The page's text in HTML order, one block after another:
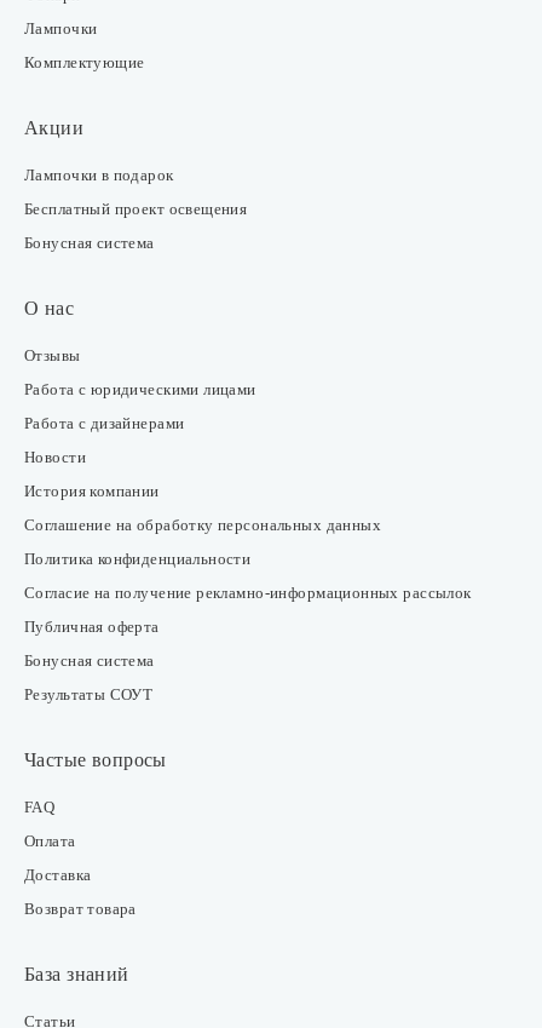
Лампочки
Комплектующие
Акции
Лампочки в подарок
Бесплатный проект освещения
Бонусная система
О нас
Отзывы
Работа с юридическими лицами
Работа с дизайнерами
Новости
История компании
Соглашение на обработку персональных данных
Политика конфиденциальности
Согласие на получение рекламно-информационных рассылок
Публичная оферта
Бонусная система
Результаты СОУТ
Частые вопросы
FAQ
Оплата
Доставка
Возврат товара
База знаний
Статьи